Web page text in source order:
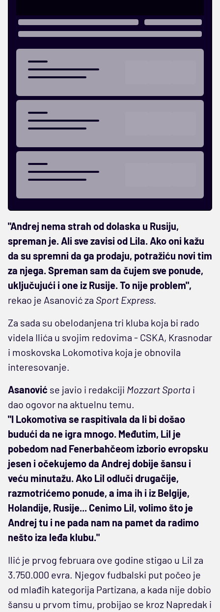
"Andrej nema strah od dolaska u Rusiju,
spreman je. Ali sve zavisi od Lila. Ako oni kažu
da su spremni da ga prodaju, potražiću novi tim
za njega. Spreman sam da čujem sve ponude,
uključujući i one iz Rusije. To nije problem",
rekao je Asanović za Sport Express.
Za sada su obelodanjena tri kluba koja bi rado
videla Ilića u svojim redovima - CSKA, Krasnodar
i moskovska Lokomotiva koja je obnovila
interesovanje.
Asanović se javio i redakciji Mozzart Sporta i
dao ogovor na aktuelnu temu.
"I Lokomotiva se raspitivala da li bi došao
budući da ne igra mnogo. Međutim, Lil je
pobedom nad Fenerbahčeom izborio evropsku
jesen i očekujemo da Andrej dobije šansu i
veću minutažu. Ako Lil odluči drugačije,
razmotrićemo ponude, a ima ih i iz Belgije,
Holandije, Rusije... Cenimo Lil, volimo što je
Andrej tu i ne pada nam na pamet da radimo
nešto iza leđa klubu."
Ilić je prvog februara ove godine stigao u Lil za
3.750.000 evra. Njegov fudbalski put počeo je
od mlađih kategorija Partizana, a kada nije dobio
šansu u prvom timu, probijao se kroz Napredak i